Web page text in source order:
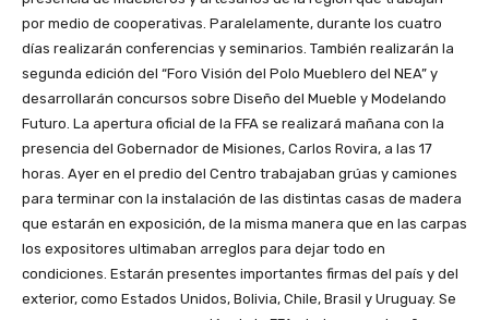
por medio de cooperativas. Paralelamente, durante los cuatro
días realizarán conferencias y seminarios. También realizarán la
segunda edición del “Foro Visión del Polo Mueblero del NEA” y
desarrollarán concursos sobre Diseño del Mueble y Modelando
Futuro. La apertura oficial de la FFA se realizará mañana con la
presencia del Gobernador de Misiones, Carlos Rovira, a las 17
horas. Ayer en el predio del Centro trabajaban grúas y camiones
para terminar con la instalación de las distintas casas de madera
que estarán en exposición, de la misma manera que en las carpas
los expositores ultimaban arreglos para dejar todo en
condiciones. Estarán presentes importantes firmas del país y del
exterior, como Estados Unidos, Bolivia, Chile, Brasil y Uruguay. Se